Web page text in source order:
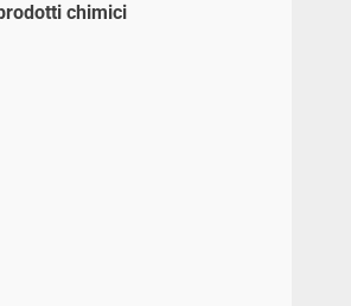
chimici